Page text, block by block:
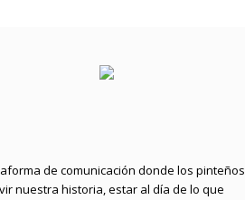
de comunicación donde los pinteños
nuestra historia, estar al día de lo que